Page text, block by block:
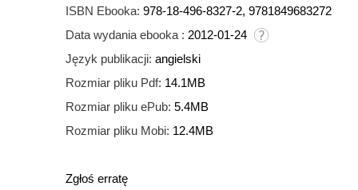
ISBN Ebooka: 978-18-496-8327-2, 9781849683272
Data wydania ebooka : 2012-01-24
Język publikacji: angielski
Rozmiar pliku Pdf: 14.1MB
Rozmiar pliku ePub: 5.4MB
Rozmiar pliku Mobi: 12.4MB
Zgłoś erratę